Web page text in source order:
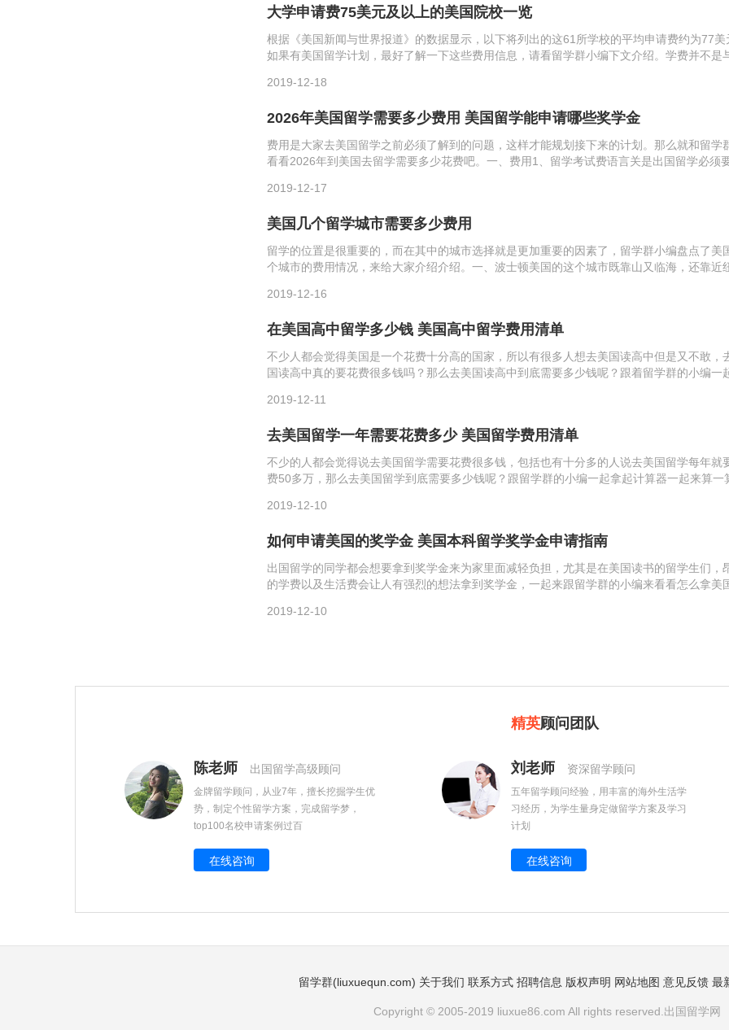
大学申请费75美元及以上的美国院校一览
根据《美国新闻与世界报道》的数据显示，以下将列出的这61所学校的平均申请费约为77美
如果有美国留学计划，最好了解一下这些费用信息，请看留学群小编下文介绍。学费并不是
生可能需要为诸如AC...
2019-12-18
2026年美国留学需要多少费用 美国留学能申请哪些奖学金
费用是大家去美国留学之前必须了解到的问题，这样才能规划接下来的计划。那么就和留学
看看2026年到美国去留学需要多少花费吧。一、费用1、留学考试费语言关是出国留学必须
参加这些考试，而大学...
2019-12-17
美国几个留学城市需要多少费用
留学的位置是很重要的，而在其中的城市选择就是更加重要的因素了，留学群小编盘点了美
个城市的费用情况，来给大家介绍介绍。一、波士顿美国的这个城市既靠山又临海，还靠近
小于它的。在这里有很多的大...
2019-12-16
在美国高中留学多少钱 美国高中留学费用清单
不少人都会觉得美国是一个花费十分高的国家，所以有很多人想去美国读高中但是又不敢，
国读高中真的要花费很多钱吗？那么去美国读高中到底需要多少钱呢？跟着留学群的小编一
学费，生活费也需要...
2019-12-11
去美国留学一年需要花费多少 美国留学费用清单
不少的人都会觉得说去美国留学需要花费很多钱，包括也有十分多的人说去美国留学每年就
费50多万，那么去美国留学到底需要多少钱呢？跟留学群的小编一起拿起计算器一起来算一
的学费，生活费也...
2019-12-10
如何申请美国的奖学金 美国本科留学奖学金申请指南
出国留学的同学都会想要拿到奖学金来为家里面减轻负担，尤其是在美国读书的留学生们，
的学费以及生活费会让人有强烈的想法拿到奖学金，一起来跟留学群的小编来看看怎么拿美
来说，只要你自身满足了这...
2019-12-10
精英顾问团队
陈老师 出国留学高级顾问
金牌留学顾问，从业7年，擅长挖掘学生优
势，制定个性留学方案，完成留学梦，
top100名校申请案例过百
在线咨询
刘老师 资深留学顾问
五年留学顾问经验，用丰富的海外生活学
习经历，为学生量身定做留学方案及学习
计划
在线咨询
留学群(liuxuequn.com) 关于我们 联系方式 招聘信息 版权声明 网站地图 意见反馈 最
Copyright © 2005-2019 liuxue86.com All rights reserved.出国留学网